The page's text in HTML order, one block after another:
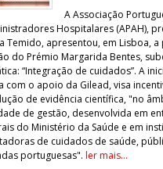
A Associação
Hospitalares (APAH),
Temido, apresentou, em Lisboa, a
do Prémio Margarida Bentes,
“Integração de cuidados”. A
com o apoio da Gilead, visa
de evidência científica, "no
de gestão, desenvolvida em
do Ministério da Saúde e em
de cuidados de saúde,
portuguesas". ler mais...